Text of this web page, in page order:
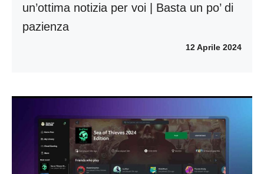
un’ottima notizia per voi | Basta un po’ di
pazienza
12 Aprile 2024